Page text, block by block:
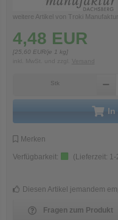
weitere Artikel von Troki Manufaktur
4,48 EUR
[25,60 EUR/je 1 kg]
inkl. MwSt.
Stk
Merken
Verfügbarkeit: (Lieferzeit: 1-
Diesen Artikel jemandem
Fragen zum Produkt